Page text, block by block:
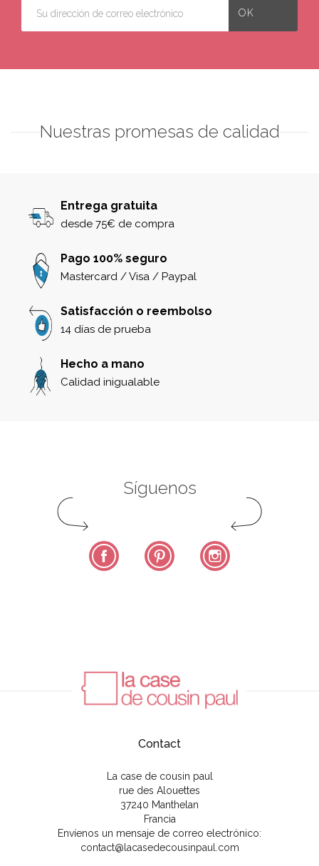
Nuestras promesas de calidad
Entrega gratuita
desde 75€ de compra
Pago 100% seguro
Mastercard / Visa / Paypal
Satisfacción o reembolso
14 días de prueba
Hecho a mano
Calidad inigualable
Síguenos
Facebook Pinterest
Contact
La case de cousin paul
rue des Alouettes
37240 Manthelan
Francia
Envíenos un mensaje de correo electrónico:
contact@lacasedecousinpaul.com